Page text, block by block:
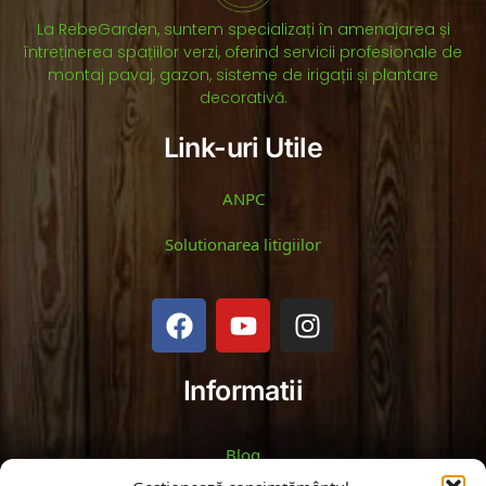
La RebeGarden, suntem specializați în amenajarea și
întreținerea spațiilor verzi, oferind servicii profesionale de
montaj pavaj, gazon, sisteme de irigații și plantare
decorativă.
Link-uri Utile
ANPC
Solutionarea litigiilor
Informatii
Blog